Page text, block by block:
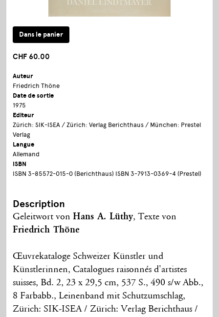
CHF 60.00
Auteur
Friedrich Thöne
Date de sortie
1975
Editeur
Zürich: SIK-ISEA / Zürich: Verlag Berichthaus / München: Prestel
Verlag
Langue
Allemand
ISBN
ISBN 3-85572-015-0 (Berichthaus) ISBN 3-7913-0369-4 (Prestel)
Description
Geleitwort vonHans A. Lüthy, Texte von
Friedrich Thöne
Œuvrekataloge Schweizer Künstler und
Künstlerinnen, Catalogues raisonnés d'artistes
suisses, Bd. 2, 23 x 29,5 cm, 537 S., 490 s/w Abb.,
8 Farbabb., Leinenband mit Schutzumschlag,
Zürich: SIK-ISEA / Zürich: Verlag Berichthaus /